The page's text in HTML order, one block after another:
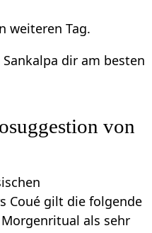
weiteren Tag.
dir am besten
von
Coué gilt die folgende
als sehr